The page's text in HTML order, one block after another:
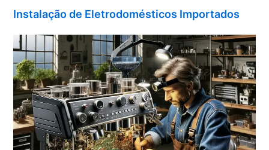
Instalação de Eletrodomésticos Importados